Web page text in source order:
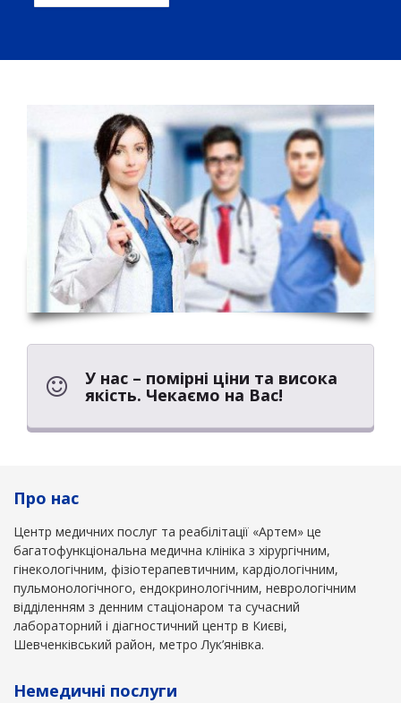
У нас – помірні ціни та висока
якість. Чекаємо на Вас!
Про нас
Центр медичних послуг та реабілітації «Артем» це
багатофункціональна медична клініка з хірургічним,
гінекологічним, фізіотерапевтичним, кардіологічним,
пульмонологічного, ендокринологічним, неврологічним
відділенням з денним стаціонаром та сучасний
лабораторний і діагностичний центр в Києві,
Шевченківський район, метро Лук’янівка.
Немедичні послуги